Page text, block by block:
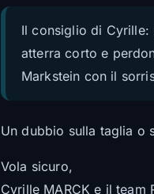
Il consiglio di
atterra corto e
Markstein con il
Un dubbio sulla taglia o
Vola sicuro,
Cyrille MARCK e il team